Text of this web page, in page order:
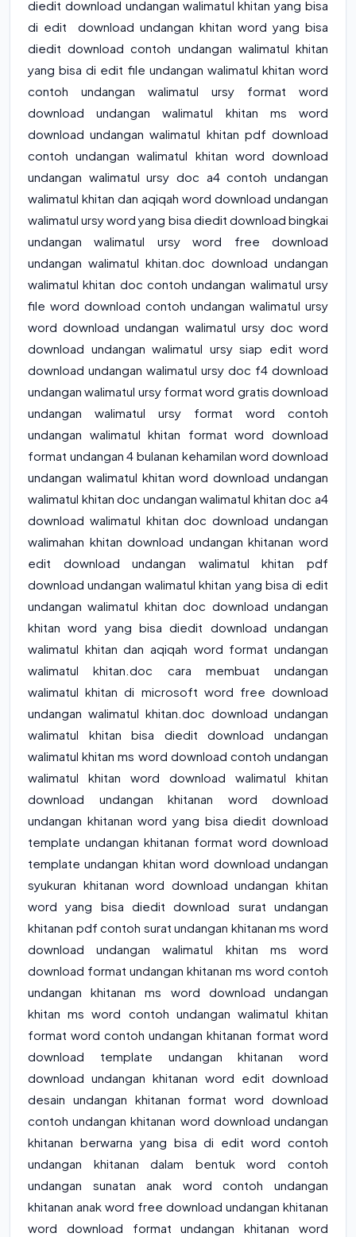
diedit download undangan walimatul khitan yang bisa
di edit download undangan khitan word yang bisa
diedit download contoh undangan walimatul khitan
yang bisa di edit file undangan walimatul khitan word
contoh undangan walimatul ursy format word
download undangan walimatul khitan ms word
download undangan walimatul khitan pdf download
contoh undangan walimatul khitan word download
undangan walimatul ursy doc a4 contoh undangan
walimatul khitan dan aqiqah word download undangan
walimatul ursy word yang bisa diedit download bingkai
undangan walimatul ursy word free download
undangan walimatul khitan.doc download undangan
walimatul khitan doc contoh undangan walimatul ursy
file word download contoh undangan walimatul ursy
word download undangan walimatul ursy doc word
download undangan walimatul ursy siap edit word
download undangan walimatul ursy doc f4 download
undangan walimatul ursy format word gratis download
undangan walimatul ursy format word contoh
undangan walimatul khitan format word download
format undangan 4 bulanan kehamilan word download
undangan walimatul khitan word download undangan
walimatul khitan doc undangan walimatul khitan doc a4
download walimatul khitan doc download undangan
walimahan khitan download undangan khitanan word
edit download undangan walimatul khitan pdf
download undangan walimatul khitan yang bisa di edit
undangan walimatul khitan doc download undangan
khitan word yang bisa diedit download undangan
walimatul khitan dan aqiqah word format undangan
walimatul khitan.doc cara membuat undangan
walimatul khitan di microsoft word free download
undangan walimatul khitan.doc download undangan
walimatul khitan bisa diedit download undangan
walimatul khitan ms word download contoh undangan
walimatul khitan word download walimatul khitan
download undangan khitanan word download
undangan khitanan word yang bisa diedit download
template undangan khitanan format word download
template undangan khitan word download undangan
syukuran khitanan word download undangan khitan
word yang bisa diedit download surat undangan
khitanan pdf contoh surat undangan khitanan ms word
download undangan walimatul khitan ms word
download format undangan khitanan ms word contoh
undangan khitanan ms word download undangan
khitan ms word contoh undangan walimatul khitan
format word contoh undangan khitanan format word
download template undangan khitanan word
download undangan khitanan word edit download
desain undangan khitanan format word download
contoh undangan khitanan word download undangan
khitanan berwarna yang bisa di edit word contoh
undangan khitanan dalam bentuk word contoh
undangan sunatan anak word contoh undangan
khitanan anak word free download undangan khitanan
word download format undangan khitanan word